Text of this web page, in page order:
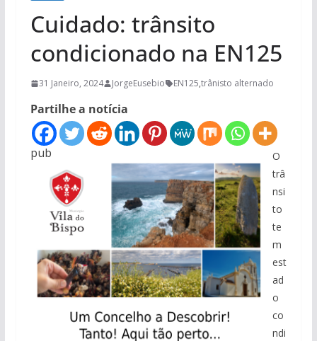
Cuidado: trânsito
condicionado na EN125
31 Janeiro, 2024 JorgeEusebio EN125,trânisto alternado
Partilhe a notícia
pub
O
trâ
nsi
to
te
m
est
ad
o
co
ndi